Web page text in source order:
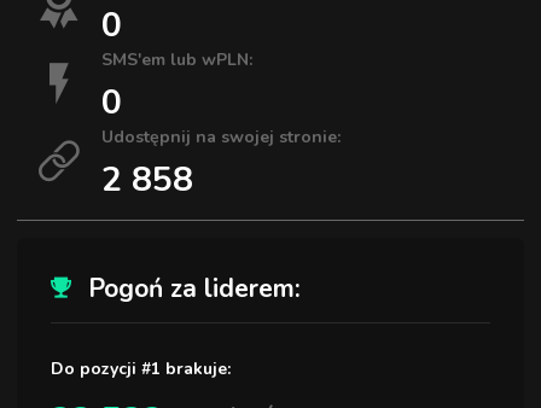
0
SMS'em lub wPLN:
0
Udostępnij na swojej stronie:
2 858
Pogoń za liderem:
Do pozycji #1 brakuje: